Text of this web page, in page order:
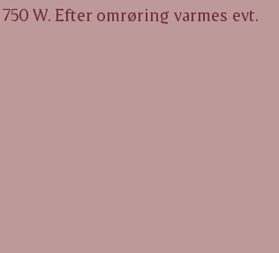
W. Efter omrøring varmes evt.